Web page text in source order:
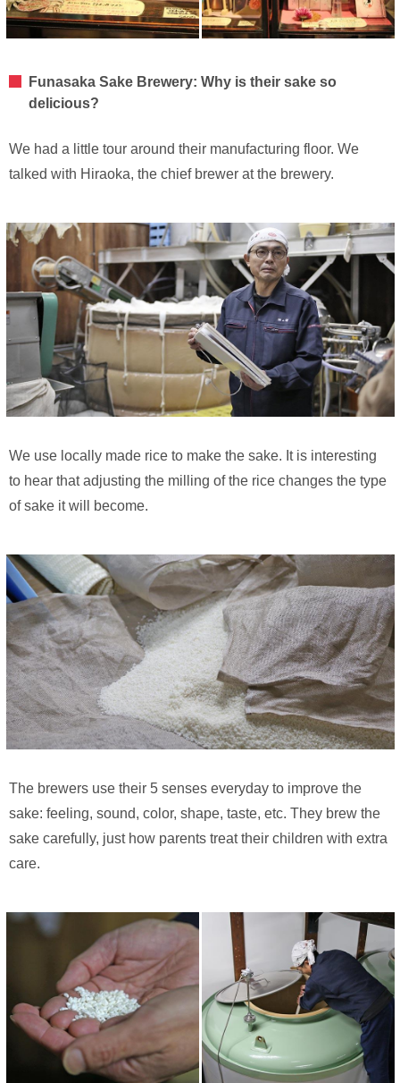
Funasaka Sake Brewery: Why is their sake so
delicious?
We had a little tour around their manufacturing floor. We
talked with Hiraoka, the chief brewer at the brewery.
We use locally made rice to make the sake. It is interesting
to hear that adjusting the milling of the rice changes the type
of sake it will become.
The brewers use their 5 senses everyday to improve the
sake: feeling, sound, color, shape, taste, etc. They brew the
sake carefully, just how parents treat their children with extra
care.